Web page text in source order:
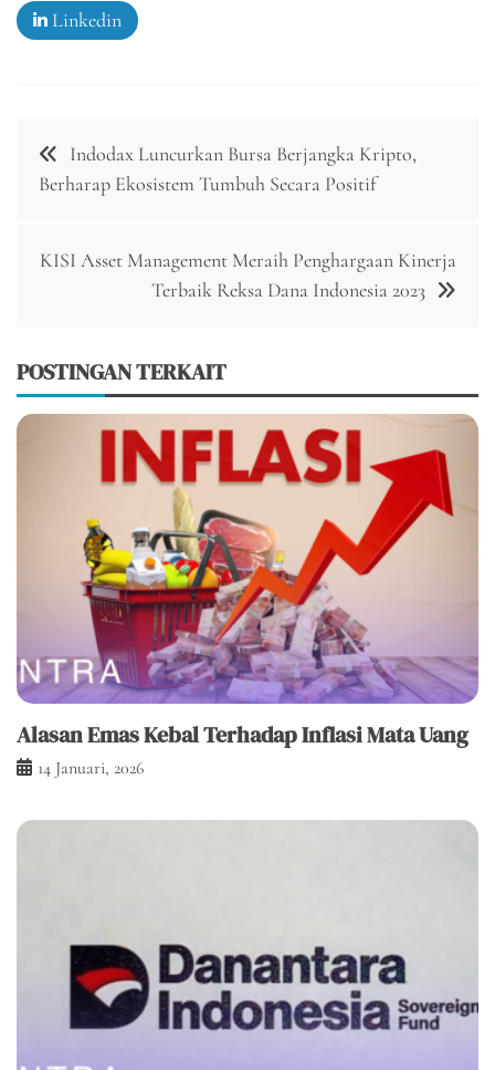
Linkedin
Navigasi
pos
Indodax Luncurkan Bursa Berjangka Kripto,
Berharap Ekosistem Tumbuh Secara Positif
KISI Asset Management Meraih Penghargaan Kinerja
Terbaik Reksa Dana Indonesia 2023
POSTINGAN TERKAIT
Alasan Emas Kebal Terhadap Inflasi Mata Uang
14 Januari, 2026